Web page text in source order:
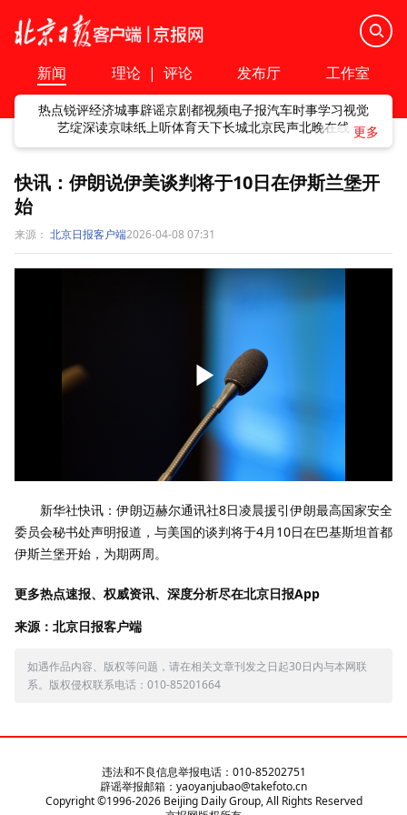
新闻 理论 | 评论 发布厅 工作室
热点锐评经济城事辟谣京剧都视频电子报汽车时事学习视觉
艺绽深读京味纸上听体育天下长城北京民声北晚在线
快讯：伊朗说伊美谈判将于10日在伊斯兰堡开
始
来源： 北京日报客户端2026-04-08 07:31
新华社快讯：伊朗迈赫尔通讯社8日凌晨援引伊朗最高国家安全
委员会秘书处声明报道，与美国的谈判将于4月10日在巴基斯坦首都
伊斯兰堡开始，为期两周。
更多热点速报、权威资讯、深度分析尽在北京日报App
来源：北京日报客户端
如遇作品内容、版权等问题，请在相关文章刊发之日起30日内与本网联
系。版权侵权联系电话：010-85201664
违法和不良信息举报电话：010-85202751
辟谣举报邮箱：yaoyanjubao@takefoto.cn
Copyright ©1996-2026Beijing Daily Group, All Rights Reserved